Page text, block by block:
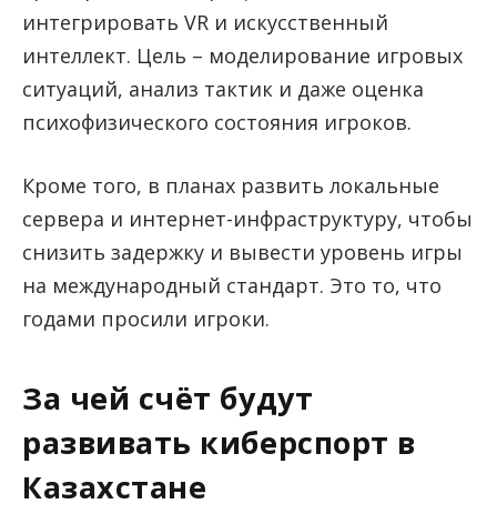
интегрировать VR и искусственный
интеллект. Цель – моделирование игровых
ситуаций, анализ тактик и даже оценка
психофизического состояния игроков.
Кроме того, в планах развить локальные
сервера и интернет-инфраструктуру, чтобы
снизить задержку и вывести уровень игры
на международный стандарт. Это то, что
годами просили игроки.
За чей счёт будут
развивать киберспорт в
Казахстане